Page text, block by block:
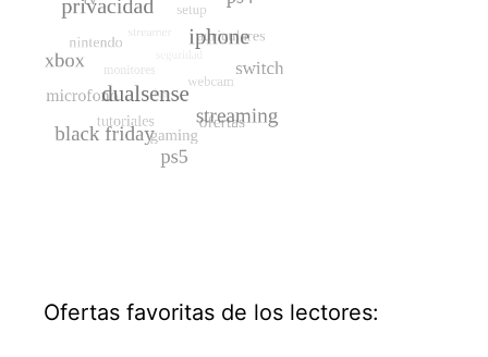
Ofertas favoritas de los lectores: